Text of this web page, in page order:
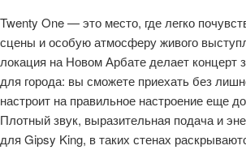
Twenty One — это место, где легко
сцены и особую атмосферу живого
локация на Новом Арбате делает
для города: вы сможете приехать без
настроит на правильное настроение еще
Плотный звук, выразительная подача и
для Gipsy King, в таких стенах